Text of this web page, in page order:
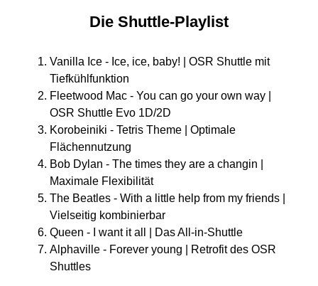
Die Shuttle-Playlist
Vanilla Ice - Ice, ice, baby! | OSR Shuttle mit
Tiefkühlfunktion
Fleetwood Mac - You can go your own way |
OSR Shuttle Evo 1D/2D
Korobeiniki - Tetris Theme | Optimale
Flächennutzung
Bob Dylan - The times they are a changin |
Maximale Flexibilität
The Beatles - With a little help from my friends |
Vielseitig kombinierbar
Queen - I want it all | Das All-in-Shuttle
Alphaville - Forever young | Retrofit des OSR
Shuttles